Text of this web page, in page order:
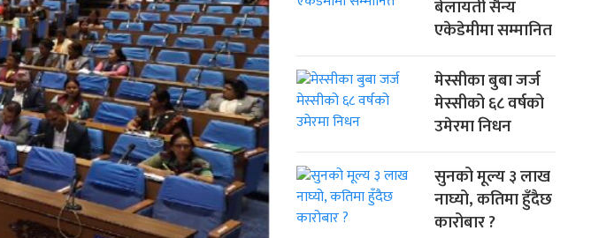
बेलायती सैन्य
एकेडेमीमा सम्मानित
मेस्सीका बुबा जर्ज
मेस्सीको ६८ वर्षको
उमेरमा निधन
सुनको मूल्य ३ लाख
नाघ्यो, कतिमा हुँदैछ
कारोबार ?